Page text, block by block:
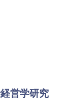
営学研究